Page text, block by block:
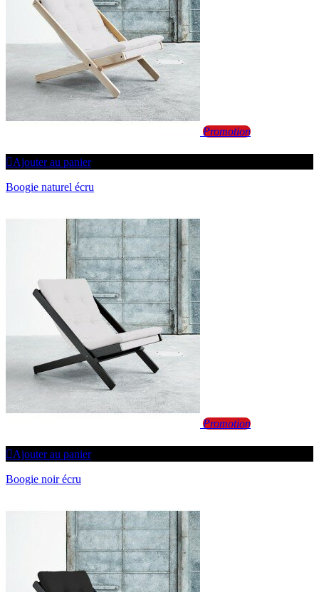
Promotion
Ajouter au panier
Boogie naturel écru
Promotion
Ajouter au panier
Boogie noir écru